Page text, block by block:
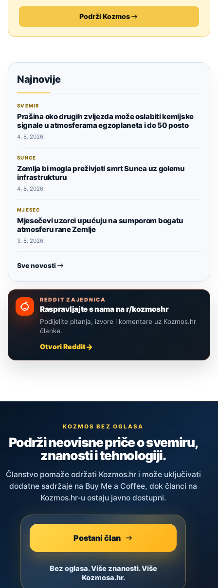
Podrži Kozmos
Najnovije
SVEMIR
Prašina oko drugih zvijezda može oslabiti kemijske
signale u atmosferama egzoplaneta i do 50 posto
4. 8. 2026.
SUNCE
Zemlja bi mogla preživjeti smrt Sunca uz golemu
infrastrukturu
4. 8. 2026.
MJESEC
Mjesečevi uzorci upućuju na sumporom bogatu
atmosferu rane Zemlje
3. 8. 2026.
Sve novosti
REDDIT ZAJEDNICA
Raspravljajte s nama na r/kozmoshr
Podijelite pitanja, izvore i komentare uz Kozmos.hr
članke.
Otvori Reddit
KOZMOS BEZ OGLASA
Podrži neovisne priče o svemiru,
znanosti i tehnologiji.
Članstvo pomaže održati Kozmos.hr i može uključivati
dodatne sadržaje na Buy Me a Coffee, dok članci na
Kozmos.hr-u ostaju javno dostupni.
Postani član
Bez oglasa. Više znanosti. Više
Kozmosa.hr.